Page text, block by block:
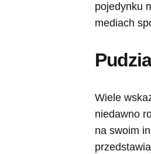
pojedynku
mediach
Wiele
niedawno
na swoim